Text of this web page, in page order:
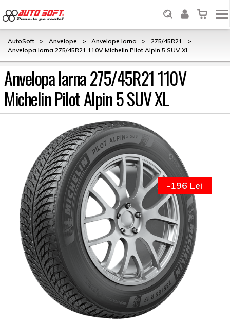
AutoSoft > Anvelope > Anvelope iarna > 275/45R21
>
Anvelopa Iarna 275/45R21 110V Michelin Pilot Alpin 5 SUV XL
Anvelopa Iarna 275/45R21 110V
Michelin Pilot Alpin 5 SUV XL
-196 Lei